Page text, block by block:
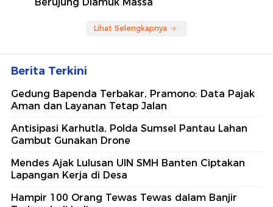
Berujung Diamuk Massa
Lihat Selengkapnya
Berita Terkini
Gedung Bapenda Terbakar, Pramono: Data Pajak
Aman dan Layanan Tetap Jalan
Antisipasi Karhutla, Polda Sumsel Pantau Lahan
Gambut Gunakan Drone
Mendes Ajak Lulusan UIN SMH Banten Ciptakan
Lapangan Kerja di Desa
Hampir 100 Orang Tewas Tewas dalam Banjir